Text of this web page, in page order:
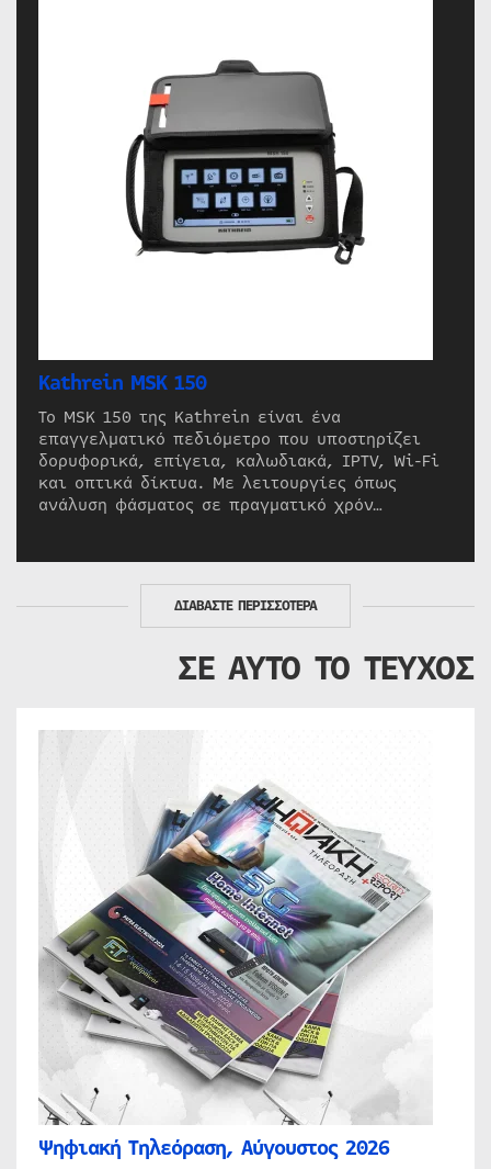
Kathrein MSK 150
Το MSK 150 της Kathrein είναι ένα
επαγγελματικό πεδιόμετρο που υποστηρίζει
δορυφορικά, επίγεια, καλωδιακά, IPTV, Wi-Fi
και οπτικά δίκτυα. Με λειτουργίες όπως
ανάλυση φάσματος σε πραγματικό χρόν…
ΔΙΑΒΑΣΤΕ ΠΕΡΙΣΣΟΤΕΡΑ
ΣΕ ΑΥΤΟ ΤΟ ΤΕΥΧΟΣ
Ψηφιακή Τηλεόραση, Αύγουστος 2026